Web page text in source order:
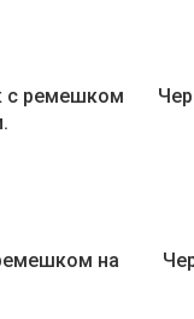
с ремешком
на